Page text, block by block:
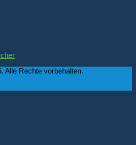
Alle Rechte vorbehalten.